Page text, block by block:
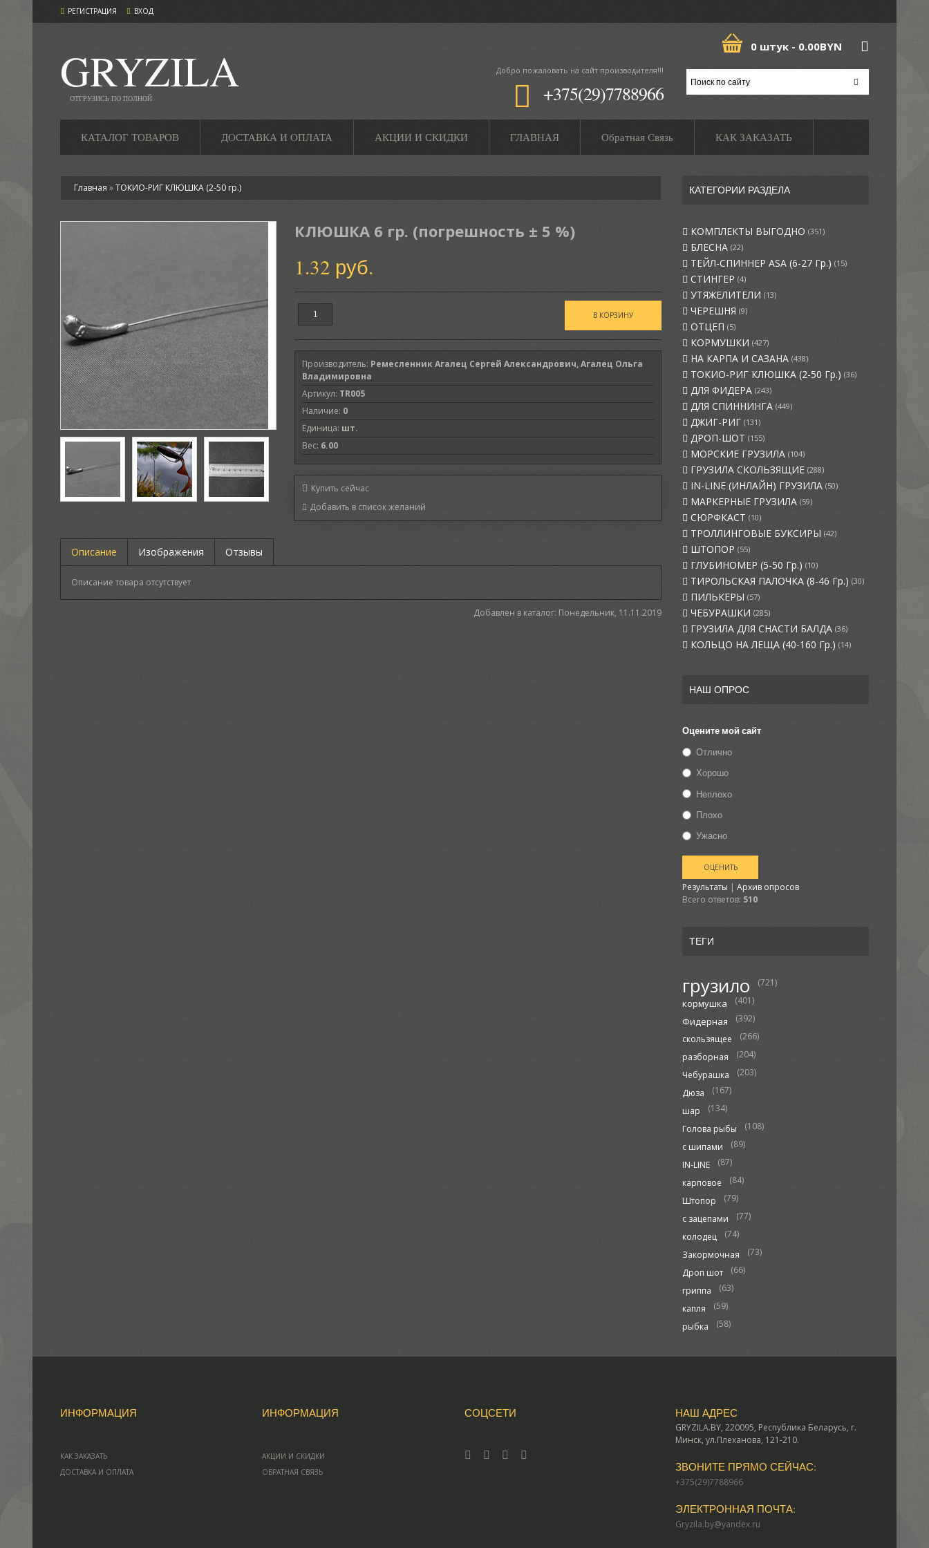
РЕГИСТРАЦИЯ ВХОД
GRYZILA
ОТГРУЗИСЬ ПО ПОЛНОЙ
0 штук - 0.00BYN
Добро пожаловать на сайт производителя!!!
+375(29)7788966
КАТАЛОГ ТОВАРОВ ДОСТАВКА И ОПЛАТА АКЦИИ И СКИДКИ ГЛАВНАЯ Обратная Связь КАК ЗАКАЗАТЬ
КАТЕГОРИИ РАЗДЕЛА
КОМПЛЕКТЫ ВЫГОДНО (351)
БЛЕСНА (22)
ТЕЙЛ-СПИННЕР ASA (6-27 Гр.) (15)
СТИНГЕР (4)
УТЯЖЕЛИТЕЛИ (13)
ЧЕРЕШНЯ (9)
ОТЦЕП (5)
КОРМУШКИ (427)
НА КАРПА И САЗАНА (438)
ТОКИО-РИГ КЛЮШКА (2-50 Гр.) (36)
ДЛЯ ФИДЕРА (243)
ДЛЯ СПИННИНГА (449)
ДЖИГ-РИГ (131)
ДРОП-ШОТ (155)
МОРСКИЕ ГРУЗИЛА (104)
ГРУЗИЛА СКОЛЬЗЯЩИЕ (288)
IN-LINE (ИНЛАЙН) ГРУЗИЛА (50)
МАРКЕРНЫЕ ГРУЗИЛА (59)
СЮРФКАСТ (10)
ТРОЛЛИНГОВЫЕ БУКСИРЫ (42)
ШТОПОР (55)
ГЛУБИНОМЕР (5-50 Гр.) (10)
ТИРОЛЬСКАЯ ПАЛОЧКА (8-46 Гр.) (30)
ПИЛЬКЕРЫ (57)
ЧЕБУРАШКИ (285)
ГРУЗИЛА ДЛЯ СНАСТИ БАЛДА (36)
КОЛЬЦО НА ЛЕЩА (40-160 Гр.) (14)
НАШ ОПРОС
Оцените мой сайт
Отлично
Хорошо
Неплохо
Плохо
Ужасно
Результаты
Архив опросов
Всего ответов: 510
ТЕГИ
грузило (721)
кормушка (401)
Фидерная
(392)
скользящее
(266)
разборная
(204)
Чебурашка
(203)
Дюза
(167)
шар
(134)
Голова рыбы
(108)
с шипами
(89)
IN-LINE
(87)
карповое
(84)
Штопор
(79)
с зацепами
(77)
колодец
(74)
Закормочная
(73)
Дроп шот
(66)
гриппа
(63)
капля
(59)
рыбка
(58)
Главная »ТОКИО-РИГ КЛЮШКА (2-50 гр.)
КЛЮШКА 6 гр. (погрешность ± 5 %)
1.32 руб.
Производитель: Ремесленник Агалец Сергей Александрович, Агалец Ольга
Владимировна
Артикул: TR005
Наличие: 0
Единица: шт.
Вес: 6.00
Купить сейчас
Описание Изображения Отзывы
Описание товара отсутствует
Добавлен в каталог: Понедельник, 11.11.2019
ИНФОРМАЦИЯ
КАК ЗАКАЗАТЬ
ДОСТАВКА И ОПЛАТА
ИНФОРМАЦИЯ
АКЦИИ И СКИДКИ
ОБРАТНАЯ СВЯЗЬ
СОЦСЕТИ НАШ АДРЕС
GRYZILA.BY, 220095, Республика Беларусь, г.
Минск, ул.Плеханова, 121-210.
ЗВОНИТЕ ПРЯМО СЕЙЧАС:
+375(29)7788966
ЭЛЕКТРОННАЯ ПОЧТА:
Gryzila.by@yandex.ru